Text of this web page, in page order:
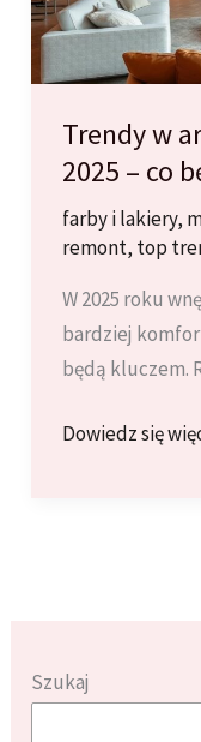
Trendy w
2025 – co
farby i lakiery,
remont, top
W 2025 roku
bardziej
będą kluczem.
Trendy
–
co
Dowiedz się
Szukaj